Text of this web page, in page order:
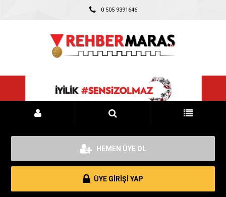
0 505 9391646
HEMEN ÜYE OL
ÜYE GİRİŞİ YAP